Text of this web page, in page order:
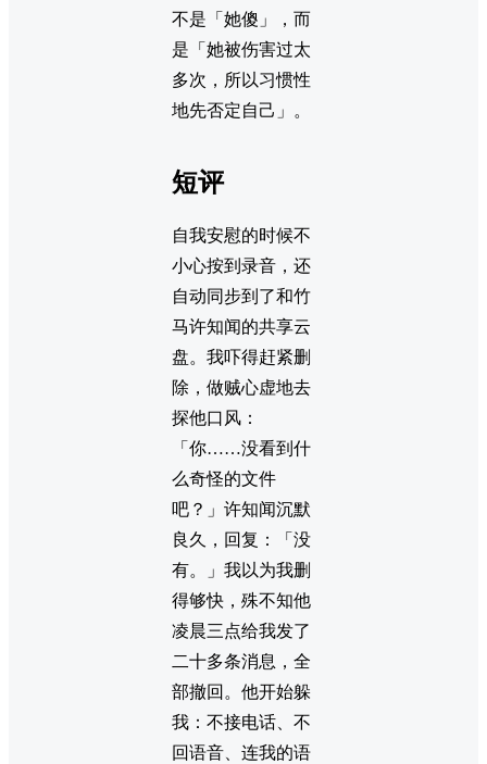
不是「她傻」，而
是「她被伤害过太
多次，所以习惯性
地先否定自己」。
短评
自我安慰的时候不
小心按到录音，还
自动同步到了和竹
马许知闻的共享云
盘。我吓得赶紧删
除，做贼心虚地去
探他口风：
「你……没看到什
么奇怪的文件
吧？」许知闻沉默
良久，回复：「没
有。」我以为我删
得够快，殊不知他
凌晨三点给我发了
二十多条消息，全
部撤回。他开始躲
我：不接电话、不
回语音、连我的语